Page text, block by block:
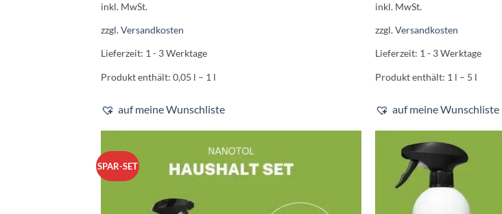
mehrere
Varianten
Die
können
Produktseite
gewählt
inkl. MwSt.
zzgl.Versandkosten
Lieferzeit: 1 - 3 Werktage
Produkt enthält: 0,05 l – 1 l
auf meine Wunschliste
mehrere
Varianten
Die
können
Produktseite
gewählt
werden
inkl. MwSt.
zzgl.Versandkosten
Lieferzeit: 1 - 3 Werktage
Produkt enthält: 1 l – 5 l
auf meine Wunschliste
SPAR-SET